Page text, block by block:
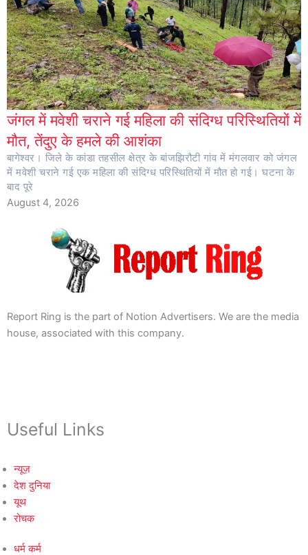
जंगल में मवेशी चराने गई महिला की संदिग्ध परिस्थितियों में
मौत, तेंदुए के हमले की आशंका
बागेश्वर। जिले के कांडा तहसील क्षेत्र के बांजझिरौटी गांव में मंगलवार को जंगल
में मवेशी चराने गई एक महिला की संदिग्ध परिस्थितियों में मौत हो गई। घटना के
बाद पूरे
August 4, 2026
Report Ring is the part of Notion Advertisers. We are the media
house, associated with this company.
Useful Links
न्यूज़
देश दुनिया
यूथ
रोचक
धर्म कर्म